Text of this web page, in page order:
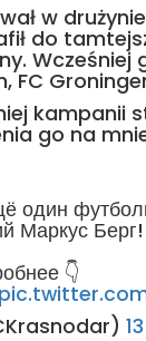
w
do
Wcześniej
FC
kampanii
go na
один
Маркус Берг!
👇